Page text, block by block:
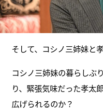
そして、コシノ三姉妹と
コシノ三姉妹の暮らしぶ
り、緊張気味だった孝太
広げられるのか？